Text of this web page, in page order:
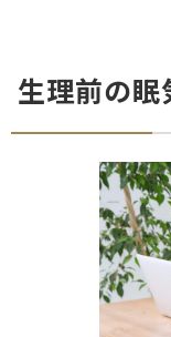
生理前の眠